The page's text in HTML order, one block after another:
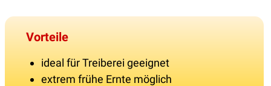
Vorteile
ideal für Treiberei geeignet
extrem frühe Ernte möglich